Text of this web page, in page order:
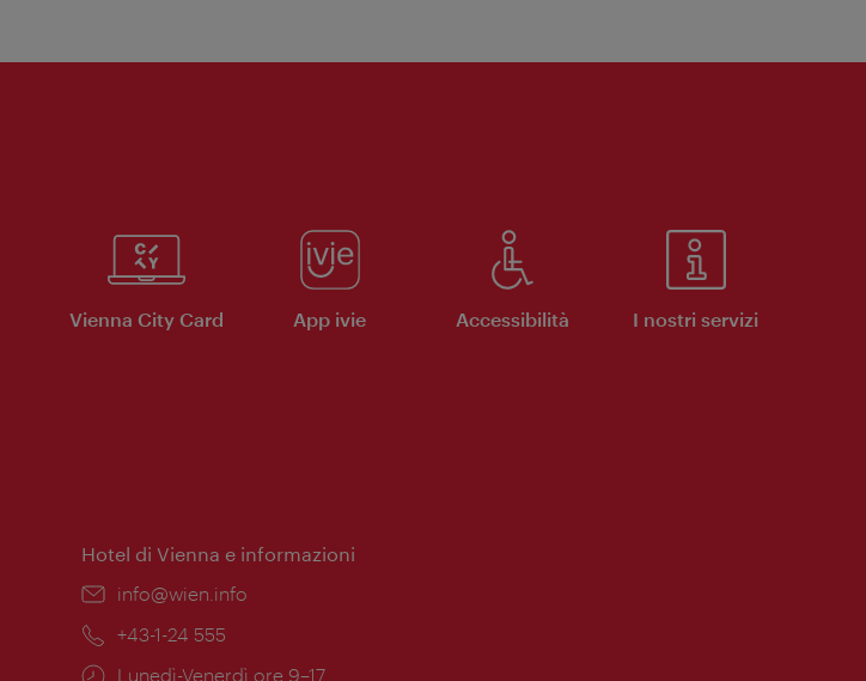
Vienna City Card App ivie Accessibilità I nostri servizi
Hotel di Vienna e informazioni
Email:
info@wien.info
Telefono:
+43-1-24 555
Orari
Lunedì-Venerdì ore 9–17